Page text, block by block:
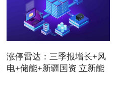
涨停雷达：三季报增长+风
电+储能+新疆国资 立新能